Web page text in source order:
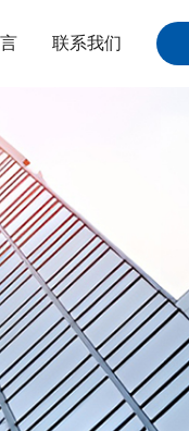
联系我们